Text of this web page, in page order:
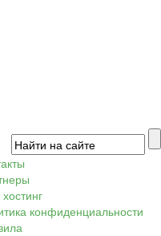
конфиденциальности